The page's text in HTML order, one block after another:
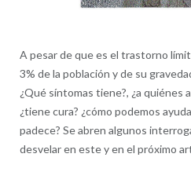
A pesar de que es el trastorno
3% de la población y de su
¿Qué síntomas tiene?, ¿a quiénes
¿tiene cura? ¿cómo podemos
padece? Se abren algunos
desvelar en este y en el próximo